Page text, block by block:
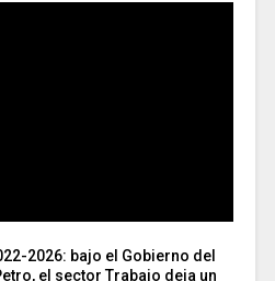
2026: bajo el Gobierno del
el sector Trabajo deja un